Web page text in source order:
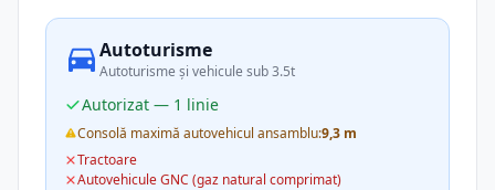
Autoturisme
Autoturisme și vehicule sub 3.5t
Autorizat — 1 linie
Consolă maximă autovehicul ansamblu:9,3 m
Tractoare
Autovehicule GNC (gaz natural comprimat)